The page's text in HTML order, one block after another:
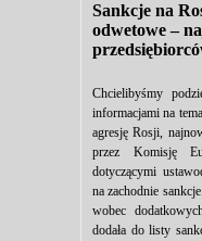
Sankcje na
odwetowe –
Chcielibyśmy
informacjami na
agresję Rosji,
przez Komisję
dotyczącymi
na zachodnie
wobec
dodała do listy